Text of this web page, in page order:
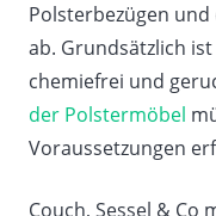
Polsterbezügen
ab. Grundsätzlich
chemiefrei und
der Polstermöbel
Voraussetzungen
Couch, Sessel & Co